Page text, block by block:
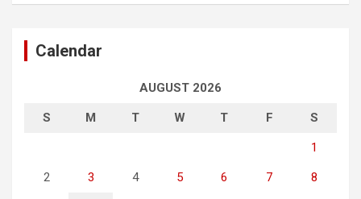
Calendar
AUGUST 2026
S M T W T F S
1
2 3 4 5 6 7 8